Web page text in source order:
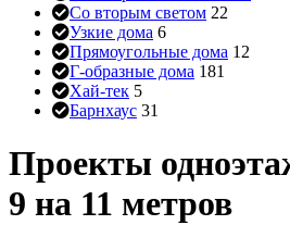
Со вторым светом 22
Узкие дома 6
Прямоугольные дома 12
Г-образные дома 181
Хай-тек 5
Барнхаус 31
Проекты
9 на 11 метров